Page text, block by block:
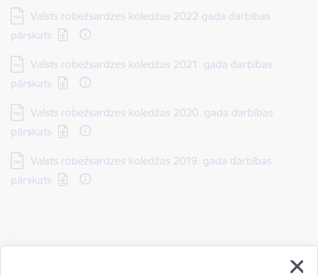
Lejupielādēt:
Valsts robežsardzes koledžas 2022.gada darbības
pārskats
Lejupielādēt:
Valsts robežsardzes koledžas 2021. gada darbības
pārskats
Lejupielādēt:
Valsts robežsardzes koledžas 2020. gada darbības
pārskats
Lejupielādēt:
Valsts robežsardzes koledžas 2019. gada darbības
pārskats